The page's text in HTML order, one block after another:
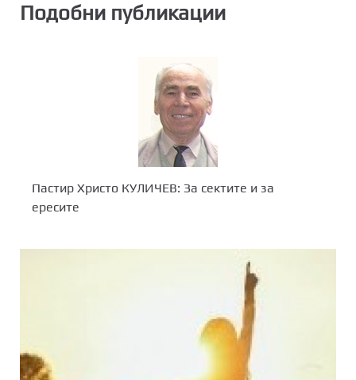
Подобни публикации
Пастир Христо КУЛИЧЕВ: За сектите и за
ересите